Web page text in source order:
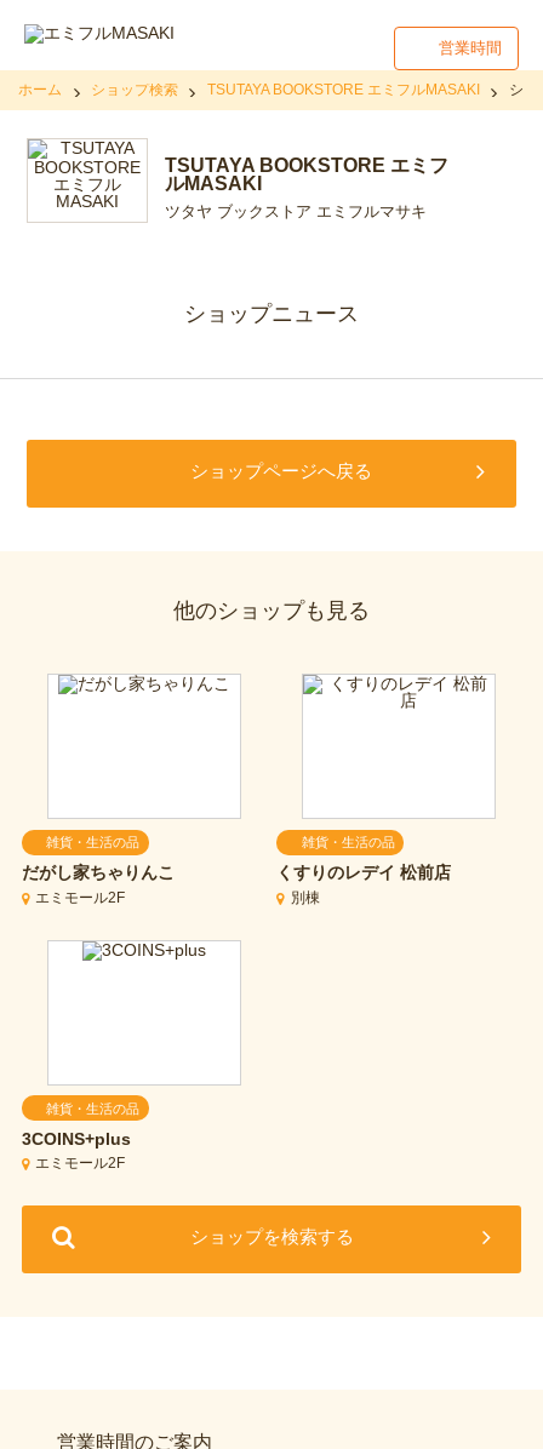
営業時間
ホーム ショップ検索 TSUTAYA BOOKSTORE エミフルMASAKI ショ
TSUTAYA BOOKSTORE エミフ
ルMASAKI
ツタヤ ブックストア エミフルマサキ
ショップニュース
ショップページへ戻る
他のショップも見る
雑貨・生活の品
だがし家ちゃりんこ
エミモール2F
雑貨・生活の品
くすりのレデイ 松前店
別棟
雑貨・生活の品
3COINS+plus
エミモール2F
ショップを検索する
営業時間のご案内